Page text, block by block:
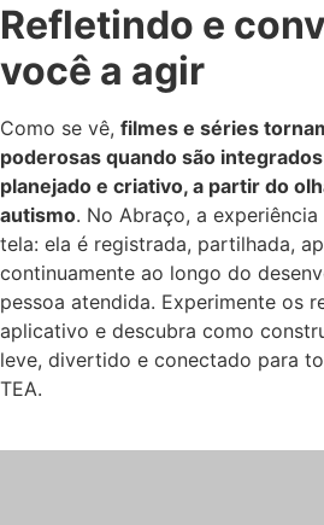
Refletindo e
você a agir
Como se vê, filmes e séries
poderosas quando são
planejado e criativo, a partir do
autismo. No Abraço, a
tela: ela é registrada, partilhada,
continuamente ao longo do
pessoa atendida. Experimente os
aplicativo e descubra como
leve, divertido e conectado para
TEA.